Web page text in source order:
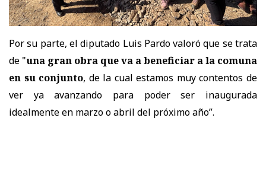
Por su parte, el diputado Luis Pardo valoró que se trata
de "una gran obra que va a beneficiar a la comuna
en su conjunto, de la cual estamos muy contentos de
ver ya avanzando para poder ser inaugurada
idealmente en marzo o abril del próximo año”.